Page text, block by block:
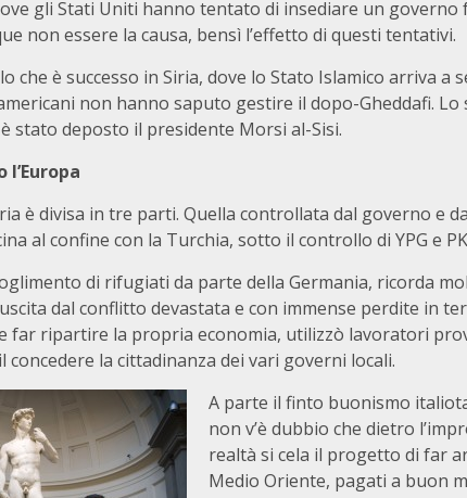
gli Stati Uniti hanno tentato di insediare un governo
non essere la causa, bensì l’effetto di questi tentativi.
che è successo in Siria, dove lo Stato Islamico arriva
non hanno saputo gestire il dopo-Gheddafi.
stato deposto il presidente Morsi al-Sisi.
è divisa in tre parti. Quella controllata dal governo e
al confine con la Turchia, sotto il controllo di YPG e
di rifugiati da parte della Germania, ricorda
dal conflitto devastata e con immense perdite in
far ripartire la propria economia, utilizzò lavoratori
concedere la cittadinanza dei vari governi locali.
A parte il finto buonismo
non v’è dubbio che dietro
realtà si cela il progetto di far
Medio Oriente, pagati a buon